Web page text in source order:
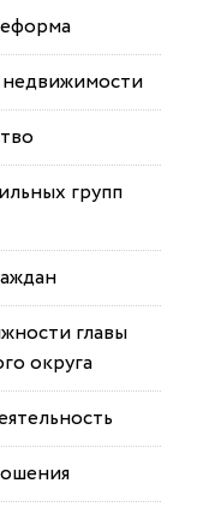
недвижимости
групп
главы
округа